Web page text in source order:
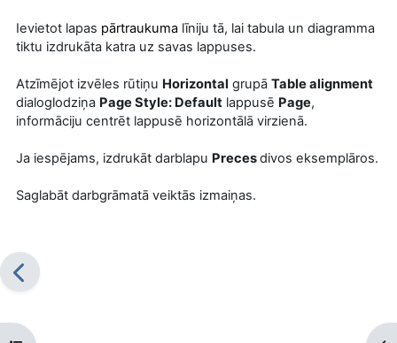
Ievietot lapas pārtraukuma līniju tā, lai tabula un diagramma
tiktu izdrukāta katra uz savas lappuses.
Atzīmējot izvēles rūtiņu Horizontal grupā Table alignment
dialoglodziņa Page Style: Default lappusē Page,
informāciju centrēt lappusē horizontālā virzienā.
Ja iespējams, izdrukāt darblapu Precesdivos eksemplāros.
Saglabāt darbgrāmatā veiktās izmaiņas.